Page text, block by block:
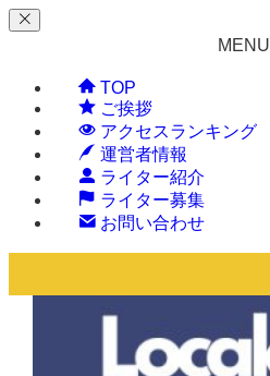
MENU
TOP
ご挨拶
アクセスランキング
運営者情報
ライター紹介
ライター募集
お問い合わせ